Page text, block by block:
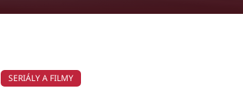
SERIÁLY A FILMY